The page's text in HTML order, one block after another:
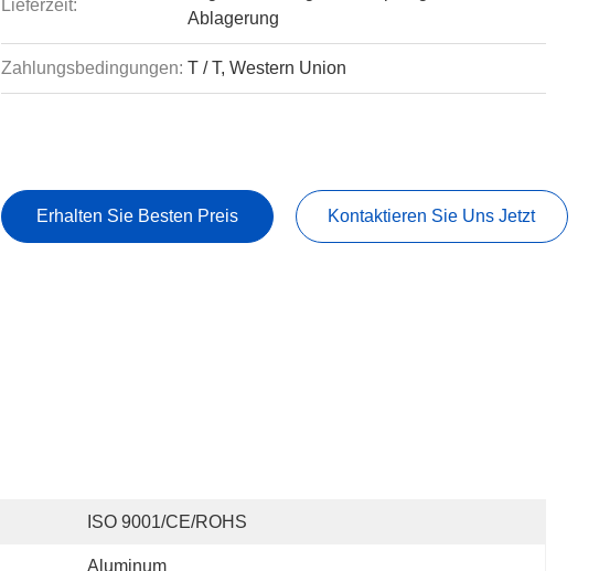
Lieferzeit:
Ablagerung
Zahlungsbedingungen: T / T, Western Union
Erhalten Sie Besten Preis Kontaktieren Sie Uns Jetzt
ISO 9001/CE/ROHS
Aluminum